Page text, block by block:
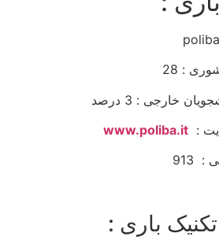
www.poliba.it
باری :